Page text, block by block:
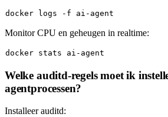
Monitor CPU en geheugen in realtime:
Welke auditd-regels moet ik
agentprocessen?
Installeer auditd: